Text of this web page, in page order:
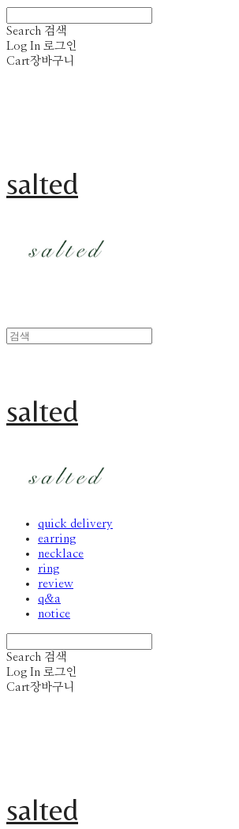
Search 검색
Log In 로그인
Cart장바구니
salted
salted
quick delivery
earring
necklace
ring
review
q&a
notice
Search 검색
Log In 로그인
Cart장바구니
salted